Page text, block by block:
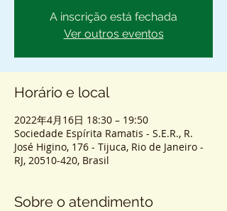
A inscrição está fechada
Ver outros eventos
Horário e local
2022年4月16日 18:30 – 19:50
Sociedade Espírita Ramatis - S.E.R., R.
José Higino, 176 - Tijuca, Rio de Janeiro -
RJ, 20510-420, Brasil
Sobre o atendimento